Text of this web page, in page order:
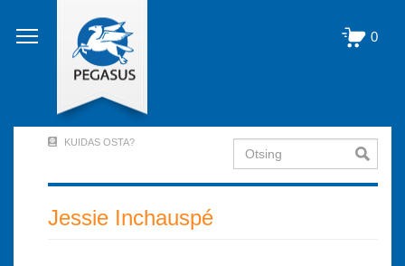
edasi
põhisisu
0
Account
Menu
KUIDAS OSTA? Otsing
Jessie Inchauspé